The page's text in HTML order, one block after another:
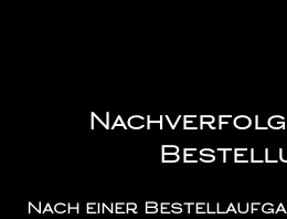
Nach einer